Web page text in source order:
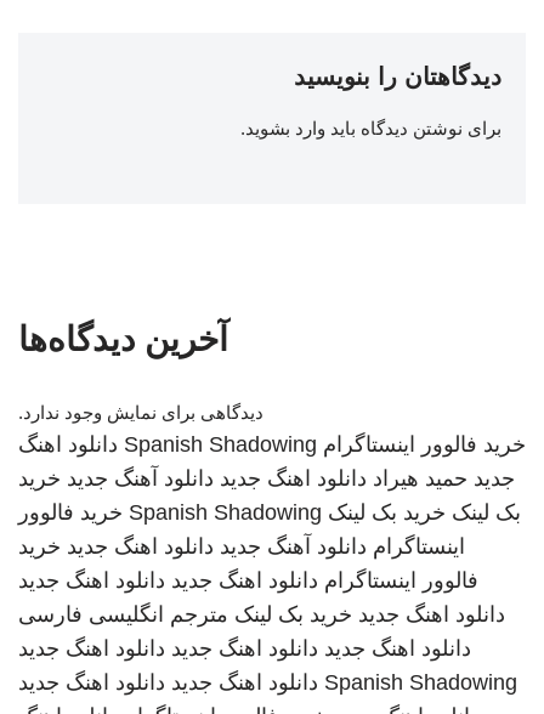
دیدگاهتان را بنویسید
برای نوشتن دیدگاه باید وارد بشوید.
آخرین دیدگاه‌ها
دیدگاهی برای نمایش وجود ندارد.
خرید فالوور اینستاگرام Spanish Shadowing دانلود اهنگ
جدید حمید هیراد دانلود اهنگ جدید دانلود آهنگ جدید خرید
بک لینک خرید بک لینک Spanish Shadowing خرید فالوور
اینستاگرام دانلود آهنگ جدید دانلود اهنگ جدید خرید
فالوور اینستاگرام دانلود اهنگ جدید دانلود اهنگ جدید
دانلود اهنگ جدید خرید بک لینک مترجم انگلیسی فارسی
دانلود اهنگ جدید دانلود اهنگ جدید دانلود اهنگ جدید
Spanish Shadowing دانلود اهنگ جدید دانلود اهنگ جدید